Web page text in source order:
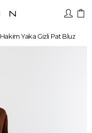
Hakim Yaka Gizli Pat Bluz